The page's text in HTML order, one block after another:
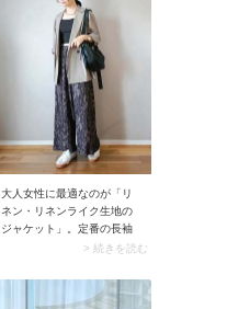
大人女性に最適なのが「リ
ネン・リネンライク生地の
ジャケット」。定番の長袖
ジャケットに加え、近ごろ
ジャケット。カッチリとし
た雰囲気がありながら、夏
> 続きを読む